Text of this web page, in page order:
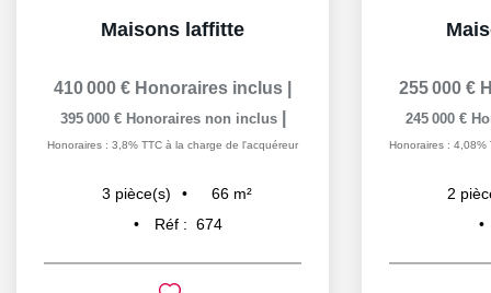
Maisons laffitte
410 000 € Honoraires inclus
395 000 € Honoraires non inclus
Honoraires : 3,8% TTC à la charge de l'acquéreur
3 pièce(s) 66 m²
Réf : 674
255 000 €
245 000 €
Honoraires : 4,08%
2